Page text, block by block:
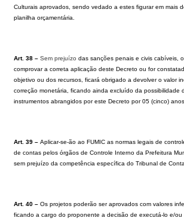
Culturais aprovados, sendo vedado a estes figurar em mais
planilha orçamentária.
Art. 38 – Sem prejuízo das sanções penais e civis cabíveis,
comprovar a correta aplicação deste Decreto ou for
objetivo ou dos recursos, ficará obrigado a devolver o valor
correção monetária, ficando ainda excluído da possibilidade
instrumentos abrangidos por este Decreto por 05 (cinco) anos.
Art. 39 – Aplicar-se-ão ao FUMIC as normas legais de
de contas pelos órgãos de Controle Interno da Prefeitura
sem prejuízo da competência específica do Tribunal de
Art. 40 – Os projetos poderão ser aprovados com valores
ficando a cargo do proponente a decisão de executá-lo e/ou